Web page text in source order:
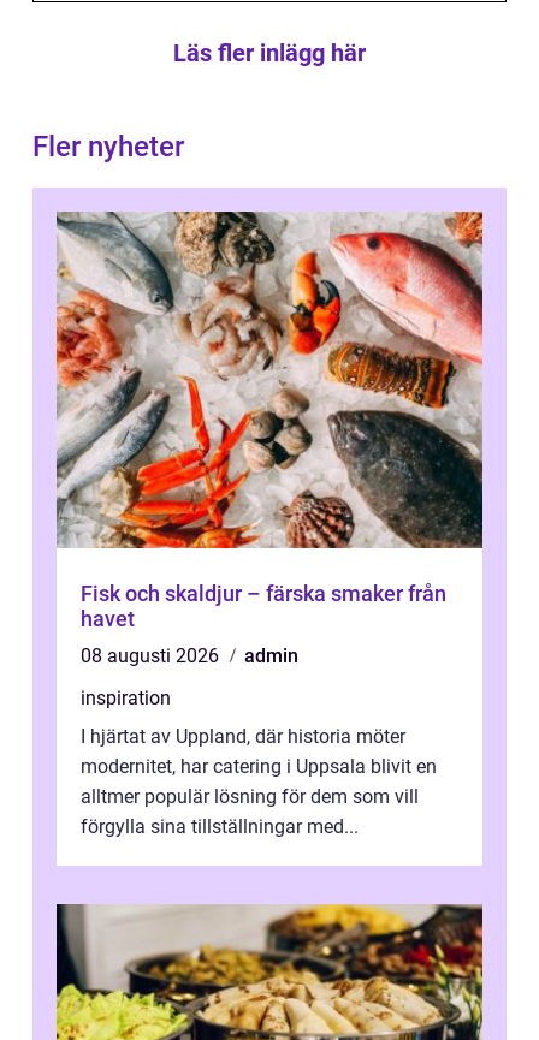
Läs fler inlägg här
Fler nyheter
Fisk och skaldjur – färska smaker från
havet
08 augusti 2026
admin
inspiration
I hjärtat av Uppland, där historia möter
modernitet, har catering i Uppsala blivit en
alltmer populär lösning för dem som vill
förgylla sina tillställningar med...